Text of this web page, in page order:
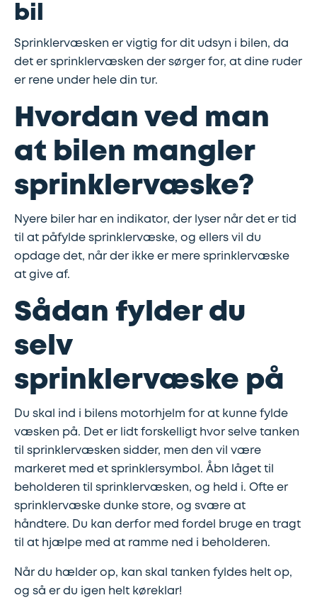
af
dæk
Kobling
Montering
af
anhængertræk
Olieskift
Reparation
af
Serviceeftersyn
4
hjulsudmåling
Støddæmpere
og
fjedre
Trailertjek
Ladestandere
Stålfælge
Helårsdæk
Trailerdæk
Dækopbevaring
ferie
Service
og
reparation
Sikkerhed
Sommerdæk
Synstjek
Trailer
Service
Erhverv
Landbrug
bil
Sprinklervæsken er vigtig for dit udsyn i bilen, da
det er sprinklervæsken der sørger for, at dine ruder
er rene under hele din tur.
Hvordan ved man
at bilen mangler
sprinklervæske?
Nyere biler har en indikator, der lyser når det er tid
til at påfylde sprinklervæske, og ellers vil du
opdage det, når der ikke er mere sprinklervæske
at give af.
Sådan fylder du
selv
sprinklervæske på
Du skal ind i bilens motorhjelm for at kunne fylde
væsken på. Det er lidt forskelligt hvor selve tanken
til sprinklervæsken sidder, men den vil være
markeret med et sprinklersymbol. Åbn låget til
beholderen til sprinklervæsken, og held i. Ofte er
sprinklervæske dunke store, og svære at
håndtere. Du kan derfor med fordel bruge en tragt
til at hjælpe med at ramme ned i beholderen.
Når du hælder op, kan skal tanken fyldes helt op,
og så er du igen helt køreklar!